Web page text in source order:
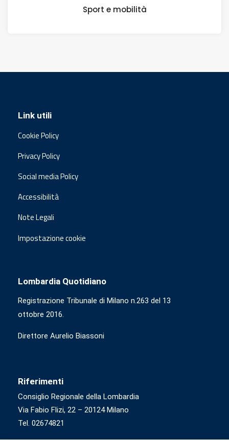
Sport e mobilità
Link utili
Cookie Policy
Privacy Policy
Social media Policy
Accessibilità
Note Legali
Impostazione cookie
Lombardia Quotidiano
Registrazione Tribunale di Milano n.263 del 13
ottobre 2016.
Direttore Aurelio Biassoni
Riferimenti
Consiglio Regionale della Lombardia
Via Fabio Flizi, 22 – 20124 Milano
Tel. 02674821